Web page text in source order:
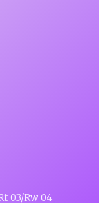
03/Rw 04